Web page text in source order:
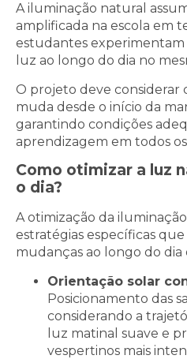
A iluminação natural
amplificada na escola em
estudantes experimentam
luz ao longo do dia no
O projeto deve considerar
muda desde o início da
garantindo condições
aprendizagem em todos
Como otimizar a luz
o dia?
A otimização da
estratégias específicas
mudanças ao longo do dia
Orientação solar
Posicionamento das
considerando a
luz matinal suave e
vespertinos mais